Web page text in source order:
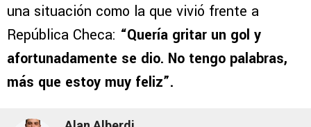
una situación como la que vivió frente a
República Checa: “Quería gritar un gol y
afortunadamente se dio. No tengo palabras,
más que estoy muy feliz”.